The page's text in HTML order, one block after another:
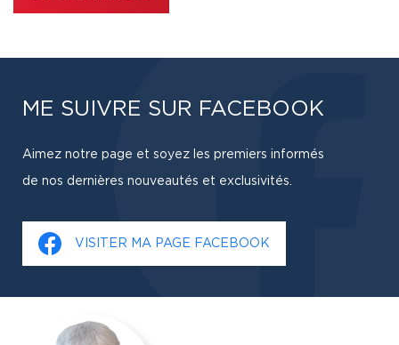
ME SUIVRE SUR FACEBOOK
Aimez notre page et soyez les premiers informés
de nos dernières nouveautés et exclusivités.
VISITER MA PAGE FACEBOOK